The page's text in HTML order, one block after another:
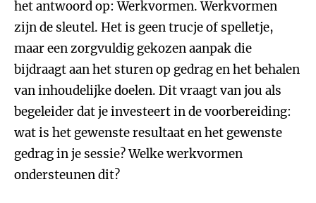
het antwoord op: Werkvormen. Werkvormen
zijn de sleutel. Het is geen trucje of spelletje,
maar een zorgvuldig gekozen aanpak die
bijdraagt aan het sturen op gedrag en het behalen
van inhoudelijke doelen. Dit vraagt van jou als
begeleider dat je investeert in de voorbereiding:
wat is het gewenste resultaat en het gewenste
gedrag in je sessie? Welke werkvormen
ondersteunen dit?